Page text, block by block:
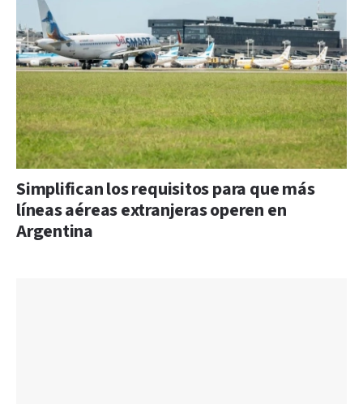
Simplifican los requisitos para que más
líneas aéreas extranjeras operen en
Argentina